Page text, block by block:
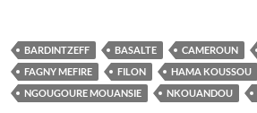
BARDINTZEFF BASALTE CAMEROUN
FAGNY MEFIRE
FILON HAMA KOUSSOU
NGOUGOURE MOUANSIE
NKOUANDOU